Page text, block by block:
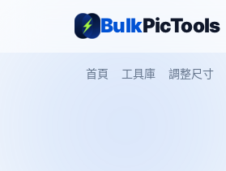
BulkPicTools
首頁 工具庫 調整尺寸